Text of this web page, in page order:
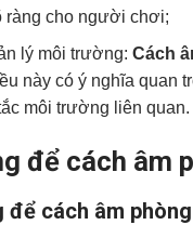
ràng cho người chơi;
lý môi trường: Cách
này có ý nghĩa quan
môi trường liên quan.
để cách âm
để cách âm